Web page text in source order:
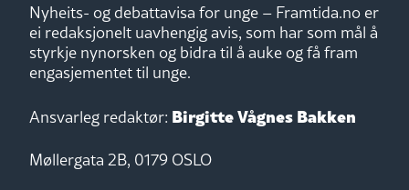
Nyheits- og debattavisa for unge – Framtida.no er
ei redaksjonelt uavhengig avis, som har som mål å
styrkje nynorsken og bidra til å auke og få fram
engasjementet til unge.
Ansvarleg redaktør: Birgitte Vågnes Bakken
Møllergata 2B, 0179 OSLO